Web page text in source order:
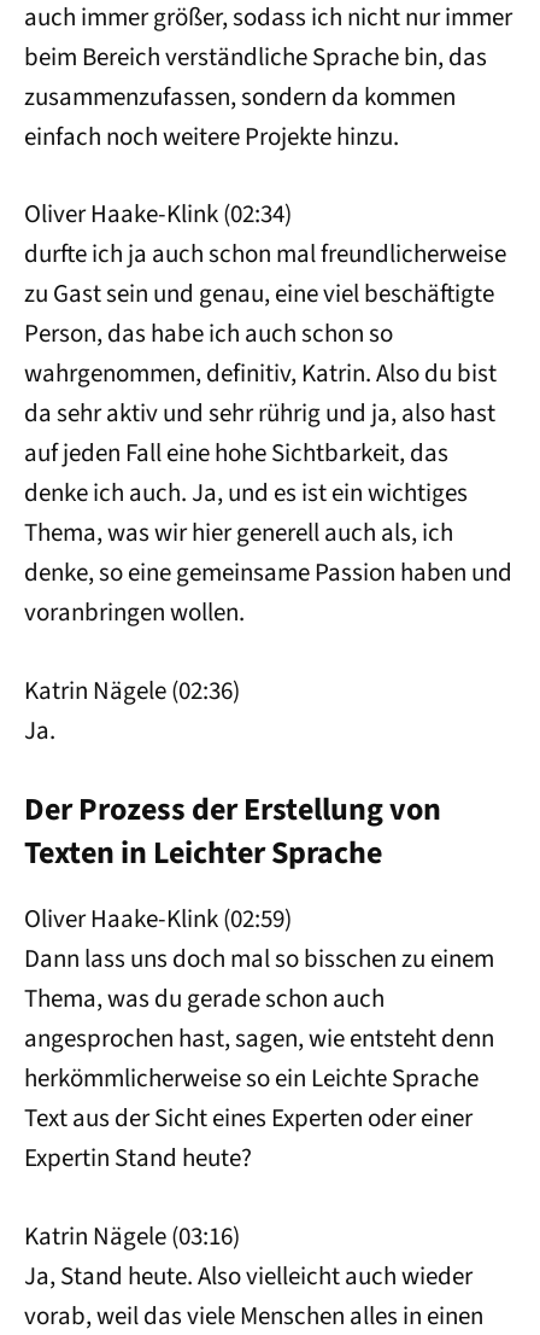
auch immer größer, sodass ich nicht nur immer
beim Bereich verständliche Sprache bin, das
zusammenzufassen, sondern da kommen
einfach noch weitere Projekte hinzu.
Oliver Haake-Klink (02:34)
durfte ich ja auch schon mal freundlicherweise
zu Gast sein und genau, eine viel beschäftigte
Person, das habe ich auch schon so
wahrgenommen, definitiv, Katrin. Also du bist
da sehr aktiv und sehr rührig und ja, also hast
auf jeden Fall eine hohe Sichtbarkeit, das
denke ich auch. Ja, und es ist ein wichtiges
Thema, was wir hier generell auch als, ich
denke, so eine gemeinsame Passion haben und
voranbringen wollen.
Katrin Nägele (02:36)
Ja.
Der Prozess der Erstellung von
Texten in Leichter Sprache
Oliver Haake-Klink (02:59)
Dann lass uns doch mal so bisschen zu einem
Thema, was du gerade schon auch
angesprochen hast, sagen, wie entsteht denn
herkömmlicherweise so ein Leichte Sprache
Text aus der Sicht eines Experten oder einer
Expertin Stand heute?
Katrin Nägele (03:16)
Ja, Stand heute. Also vielleicht auch wieder
vorab, weil das viele Menschen alles in einen